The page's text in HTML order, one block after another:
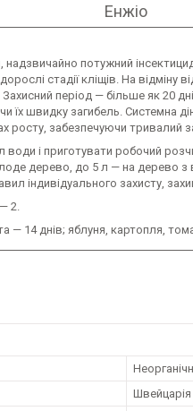
потужний
стадії кліщів. На відміну
період — більше як 20
їх швидку загибель. Системна
забезпечуючи тривалий
води і приготувати робочий
дерево, до 5 л — на
індивідуального захисту,
2.
— 14 днів; яблуня, картопля,
Швейцарія